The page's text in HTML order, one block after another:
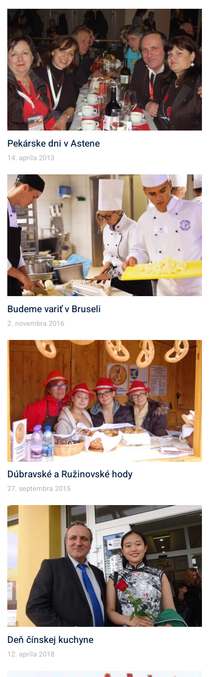
Pekárske dni v Astene
14. apríla 2013
Budeme variť v Bruseli
2. novembra 2016
Dúbravské a Ružinovské hody
27. septembra 2015
Deň čínskej kuchyne
12. apríla 2018